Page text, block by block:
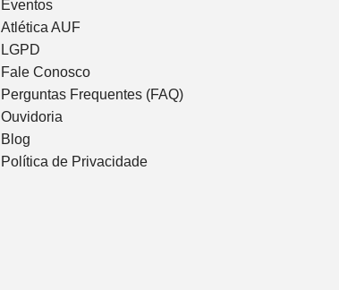
Eventos
Atlética AUF
LGPD
Fale Conosco
Perguntas Frequentes (FAQ)
Ouvidoria
Blog
Política de Privacidade